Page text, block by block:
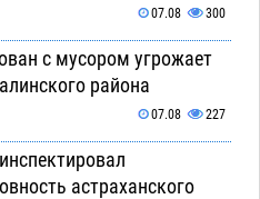
07.08 300
с мусором угрожает
района
07.08 227
астраханского